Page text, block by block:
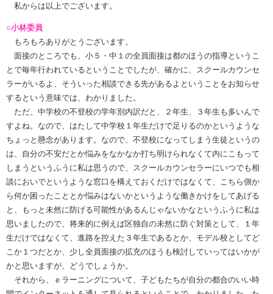
私からは以上でございます。
○小林委員
もろもろありがとうございます。
面接のところでも、小５・中１の全員面接は都のほうの指導というこ
とで毎年行われているということでしたが、確かに、スクールカウンセ
ラーがいるよ、そういった相談できる先があるよということをお知らせ
するという意味では、わかりました。
ただ、中学校の不登校の学年別内訳だと、２年生、３年生も多いんで
すよね。なので、はたして中学校１年生だけで足りるのかというような
ちょっと懸念があります。なので、不登校になってしまう生徒というの
は、自分の不安だとか悩みをなかなか打ち明けられなくて内にこもって
しまうというふうに私は思うので、スクールカウンセラーにいつでも相
談においでというような窓口を構えておくだけではなくて、こちら側か
ら何か困ったこととか悩みはないかというような働きかけをしてあげる
と、もっと未然に防げる可能性があるんじゃないかなというふうに私は
思いましたので、将来的に例えば区独自の未然に防ぐ対策として、１年
生だけではなくて、進路を控えた３年生であるとか、モデル校としてど
こか１つだとか、少し全員面接の拡充のほうも検討していってはいかが
かと思いますが、どうでしょうか。
それから、ｅラーニングについて、子どもたちが自分の都合のいい時